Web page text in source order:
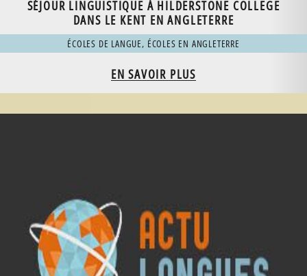
SÉJOUR LINGUISTIQUE À HILDERSTONE COLLEGE
DANS LE KENT EN ANGLETERRE
ÉCOLES DE LANGUE, ÉCOLES EN ANGLETERRE
EN SAVOIR PLUS